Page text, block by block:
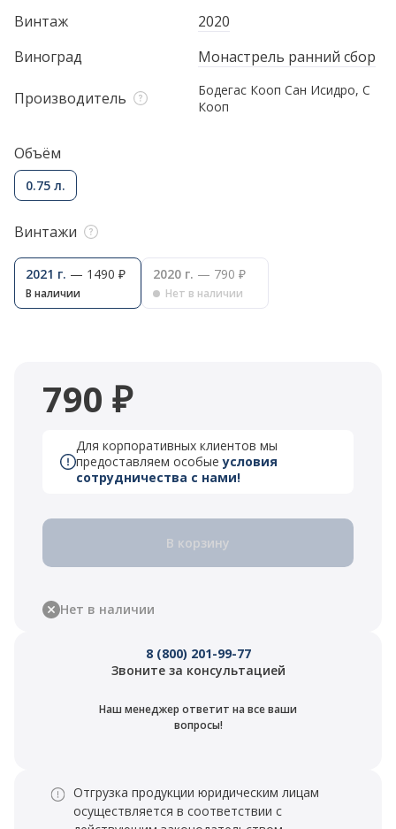
Винтаж
2020
Виноград
Монастрель ранний сбор
Производитель
Бодегас Кооп Сан Исидро, С
Кооп
Объём
0.75 л.
Винтажи
2021 г. — 1490 ₽
В наличии
2020 г. — 790 ₽
Нет в наличии
790 ₽
Для корпоративных клиентов мы
предоставляем особыеусловия
сотрудничества с нами!
В корзину
Нет в наличии
8 (800) 201-99-77
Звоните за консультацией
Наш менеджер ответит на все ваши
вопросы!
Отгрузка продукции юридическим лицам
осуществляется в соответствии с